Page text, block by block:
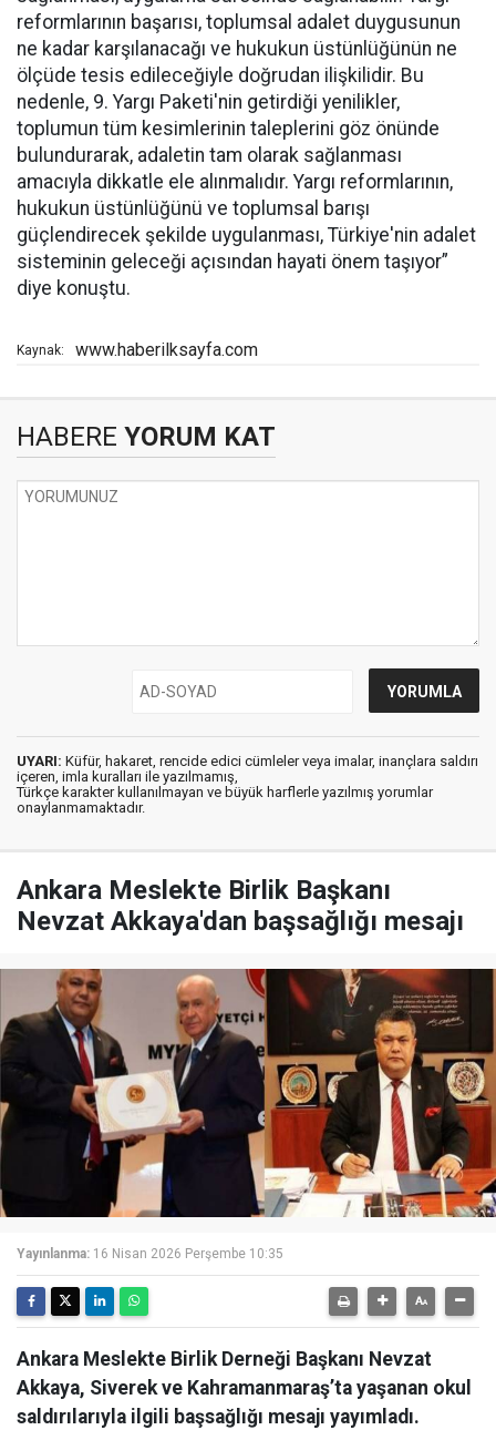
reformlarının başarısı, toplumsal adalet duygusunun
ne kadar karşılanacağı ve hukukun üstünlüğünün ne
ölçüde tesis edileceğiyle doğrudan ilişkilidir. Bu
nedenle, 9. Yargı Paketi'nin getirdiği yenilikler,
toplumun tüm kesimlerinin taleplerini göz önünde
bulundurarak, adaletin tam olarak sağlanması
amacıyla dikkatle ele alınmalıdır. Yargı reformlarının,
hukukun üstünlüğünü ve toplumsal barışı
güçlendirecek şekilde uygulanması, Türkiye'nin adalet
sisteminin geleceği açısından hayati önem taşıyor”
diye konuştu.
Kaynak: www.haberilksayfa.com
HABERE YORUM KAT
UYARI: Küfür, hakaret, rencide edici cümleler veya imalar, inançlara saldırı
içeren, imla kuralları ile yazılmamış,
Türkçe karakter kullanılmayan ve büyük harflerle yazılmış yorumlar
onaylanmamaktadır.
Ankara Meslekte Birlik Başkanı
Nevzat Akkaya'dan başsağlığı mesajı
Yayınlanma: 16 Nisan 2026 Perşembe 10:35
Ankara Meslekte Birlik Derneği Başkanı Nevzat
Akkaya, Siverek ve Kahramanmaraş’ta yaşanan okul
saldırılarıyla ilgili başsağlığı mesajı yayımladı.